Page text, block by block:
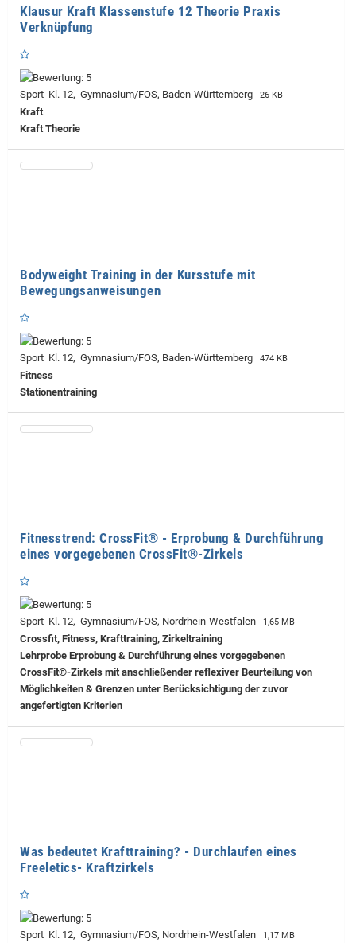
Klausur Kraft Klassenstufe 12 Theorie Praxis
Verknüpfung
Sport Kl. 12, Gymnasium/FOS, Baden-Württemberg 26 KB
Kraft
Kraft Theorie
Bodyweight Training in der Kursstufe mit
Bewegungsanweisungen
Sport Kl. 12, Gymnasium/FOS, Baden-Württemberg 474 KB
Fitness
Stationentraining
Fitnesstrend: CrossFit® - Erprobung & Durchführung
eines vorgegebenen CrossFit®-Zirkels
Sport Kl. 12, Gymnasium/FOS, Nordrhein-Westfalen 1,65 MB
Crossfit, Fitness, Krafttraining, Zirkeltraining
Lehrprobe Erprobung & Durchführung eines vorgegebenen
CrossFit®-Zirkels mit anschließender reflexiver Beurteilung von
Möglichkeiten & Grenzen unter Berücksichtigung der zuvor
angefertigten Kriterien
Was bedeutet Krafttraining? - Durchlaufen eines
Freeletics- Kraftzirkels
Sport Kl. 12, Gymnasium/FOS, Nordrhein-Westfalen 1,17 MB